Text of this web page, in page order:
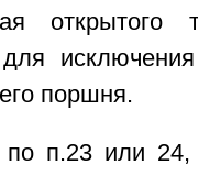
открытого
поршня.
по п.23 или